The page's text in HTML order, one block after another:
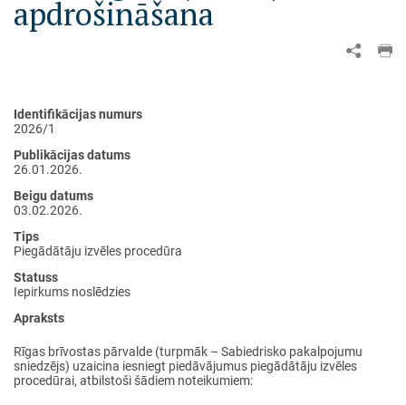
apdrošināšana
Identifikācijas numurs
2026/1
Publikācijas datums
26.01.2026.
Beigu datums
03.02.2026.
Tips
Piegādātāju izvēles procedūra
Statuss
Iepirkums noslēdzies
Apraksts
Rīgas brīvostas pārvalde (turpmāk – Sabiedrisko pakalpojumu
sniedzējs) uzaicina iesniegt piedāvājumus piegādātāju izvēles
procedūrai, atbilstoši šādiem noteikumiem: